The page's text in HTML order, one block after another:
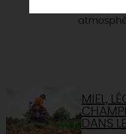
MIEL,
DANS